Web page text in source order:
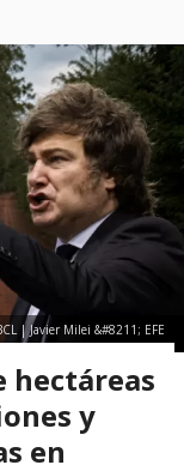
| Javier Milei &#8211; EFE
hectáreas
y
en